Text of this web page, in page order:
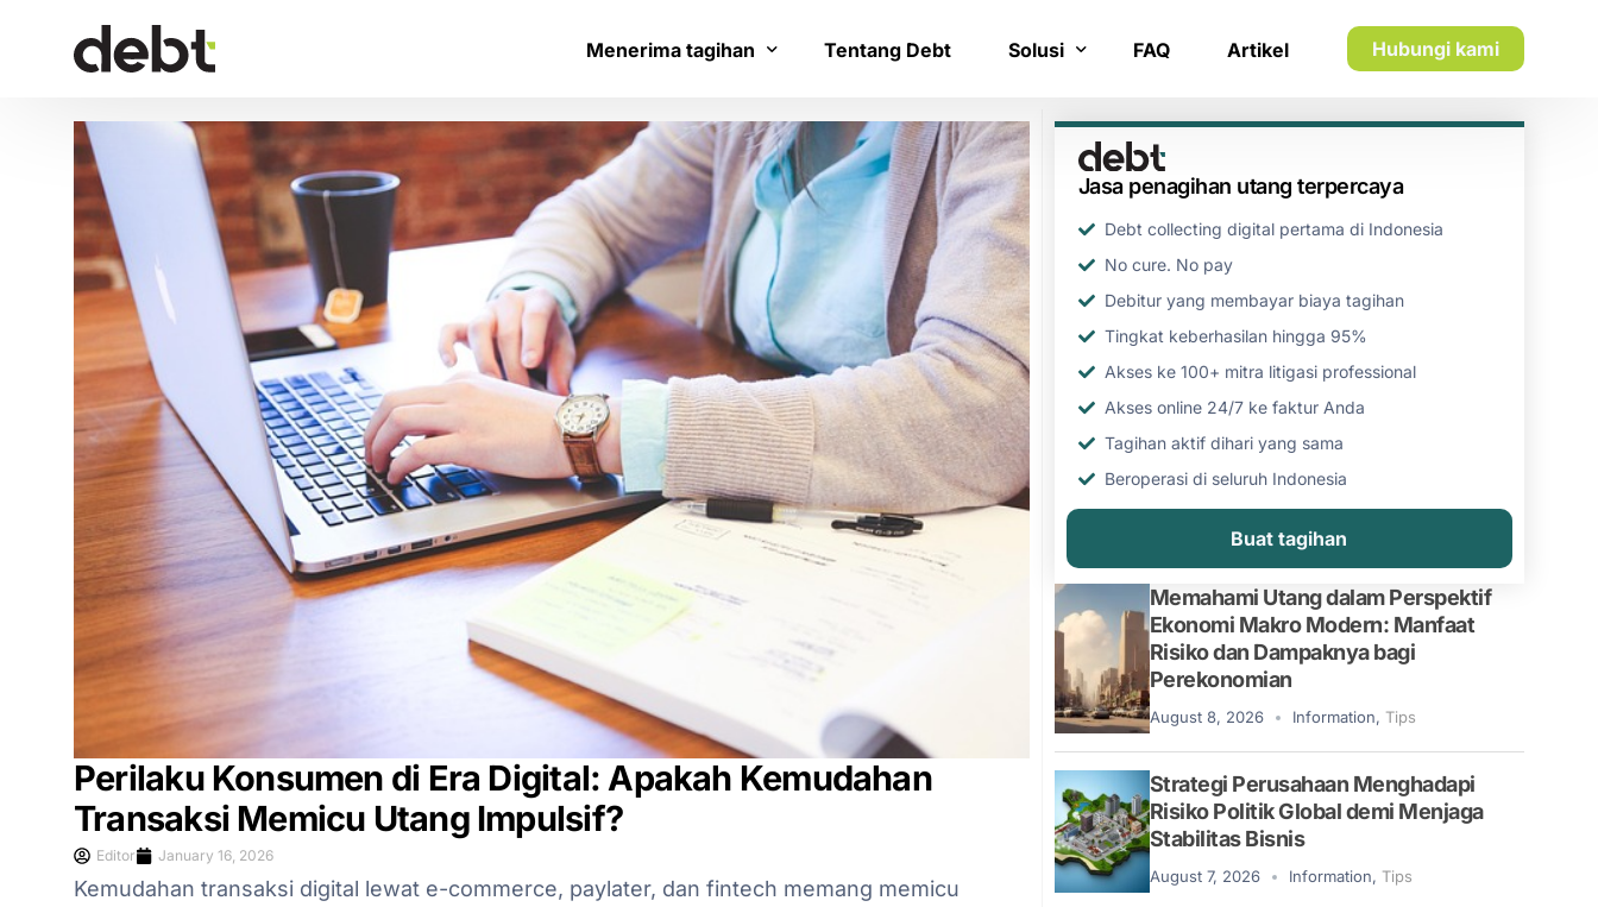
Menerima tagihan
Bayar tagihan
Konfirmasi pembayaran
Tentang Debt Solusi
Layanan inkaso
Bantuan utang piutang
FAQ Artikel Hubungi kami
Perilaku Konsumen di Era Digital: Apakah Kemudahan
Transaksi Memicu Utang Impulsif?
Editor January 16, 2026
Kemudahan transaksi digital lewat e-commerce, paylater, dan fintech memang memicu
Jasa penagihan utang terpercaya
Debt collecting digital pertama di Indonesia
No cure. No pay
Debitur yang membayar biaya tagihan
Tingkat keberhasilan hingga 95%
Akses ke 100+ mitra litigasi professional
Akses online 24/7 ke faktur Anda
Tagihan aktif dihari yang sama
Beroperasi di seluruh Indonesia
Buat tagihan
Memahami Utang dalam Perspektif
Ekonomi Makro Modern: Manfaat
Risiko dan Dampaknya bagi
Perekonomian
August 8, 2026 Information, Tips
Strategi Perusahaan Menghadapi
Risiko Politik Global demi Menjaga
Stabilitas Bisnis
August 7, 2026 Information, Tips